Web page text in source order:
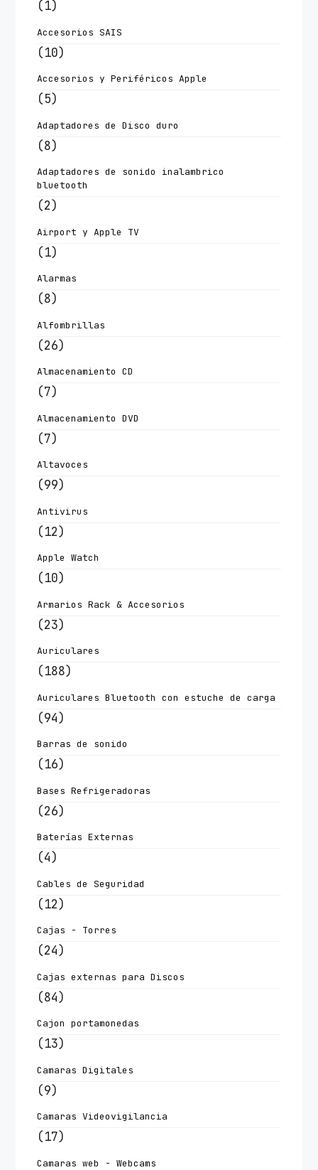
(1)
Accesorios SAIS
(10)
Accesorios y Periféricos Apple
(5)
Adaptadores de Disco duro
(8)
Adaptadores de sonido inalambrico
bluetooth
(2)
Airport y Apple TV
(1)
Alarmas
(8)
Alfombrillas
(26)
Almacenamiento CD
(7)
Almacenamiento DVD
(7)
Altavoces
(99)
Antivirus
(12)
Apple Watch
(10)
Armarios Rack & Accesorios
(23)
Auriculares
(188)
Auriculares Bluetooth con estuche de carga
(94)
Barras de sonido
(16)
Bases Refrigeradoras
(26)
Baterías Externas
(4)
Cables de Seguridad
(12)
Cajas - Torres
(24)
Cajas externas para Discos
(84)
Cajon portamonedas
(13)
Camaras Digitales
(9)
Camaras Videovigilancia
(17)
Camaras web - Webcams